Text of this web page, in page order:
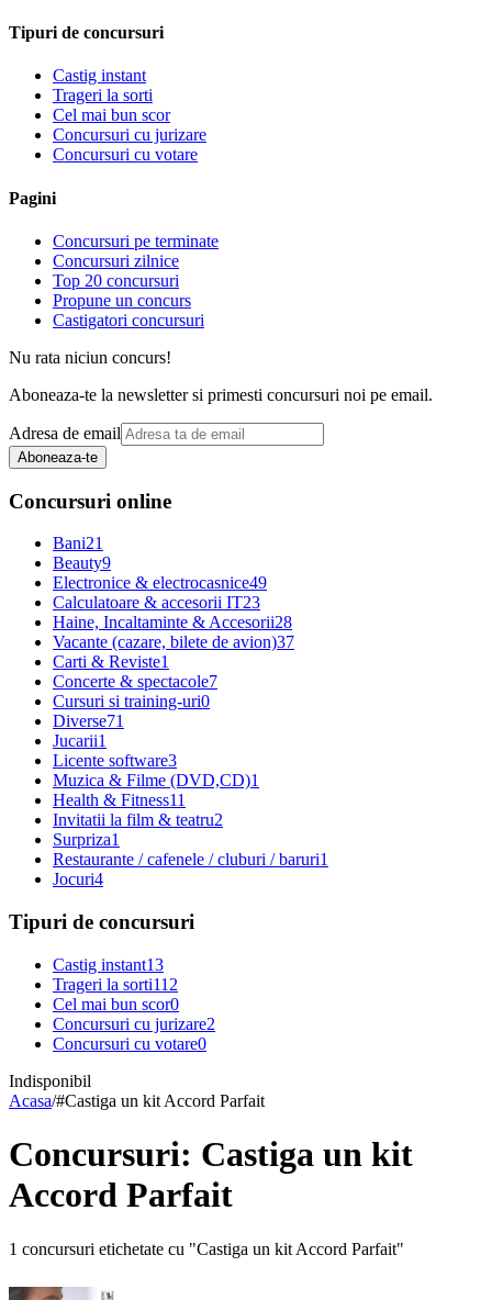
Tipuri de concursuri
Castig instant
Trageri la sorti
Cel mai bun scor
Concursuri cu jurizare
Concursuri cu votare
Pagini
Concursuri pe terminate
Concursuri zilnice
Top 20 concursuri
Propune un concurs
Castigatori concursuri
Nu rata niciun concurs!
Aboneaza-te la newsletter si primesti concursuri noi pe email.
Adresa de email
Aboneaza-te
Concursuri online
Bani21
Beauty9
Electronice & electrocasnice49
Calculatoare & accesorii IT23
Haine, Incaltaminte & Accesorii28
Vacante (cazare, bilete de avion)37
Carti & Reviste1
Concerte & spectacole7
Cursuri si training-uri0
Diverse71
Jucarii1
Licente software3
Muzica & Filme (DVD,CD)1
Health & Fitness11
Invitatii la film & teatru2
Surpriza1
Restaurante / cafenele / cluburi / baruri1
Jocuri4
Tipuri de concursuri
Castig instant13
Trageri la sorti112
Cel mai bun scor0
Concursuri cu jurizare2
Concursuri cu votare0
Indisponibil
Acasa/#Castiga un kit Accord Parfait
Concursuri: Castiga un kit
Accord Parfait
1 concursuri etichetate cu "Castiga un kit Accord Parfait"